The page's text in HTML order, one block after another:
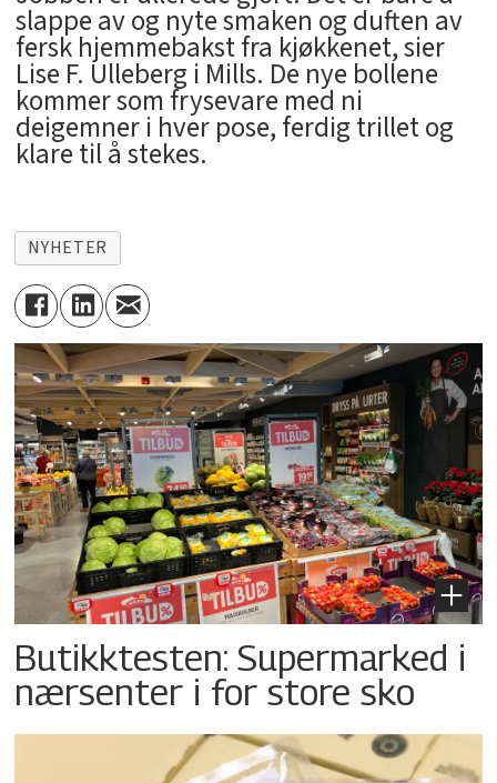
slappe av og nyte smaken og duften av
fersk hjemmebakst fra kjøkkenet, sier
Lise F. Ulleberg i Mills. De nye bollene
kommer som frysevare med ni
deigemner i hver pose, ferdig trillet og
klare til å stekes.
NYHETER
Butikktesten: Supermarked i
nærsenter i for store sko